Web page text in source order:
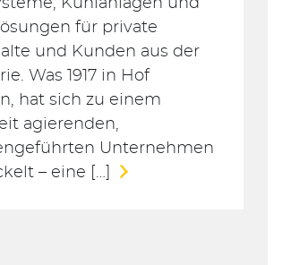
Kühlanlagen und
für private
und Kunden aus der
Was 1917 in Hof
hat sich zu einem
agierenden,
Unternehmen
– eine […]